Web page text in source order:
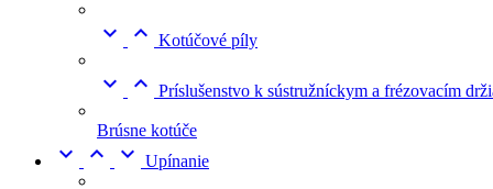
  Kotúčové píly
  Príslušenstvo k sústružníckym a frézovacím
Brúsne kotúče
   Upínanie